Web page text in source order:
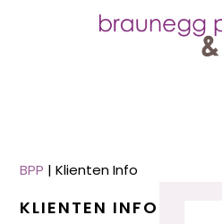
BPP |Klienten Info
KLIENTEN INFO